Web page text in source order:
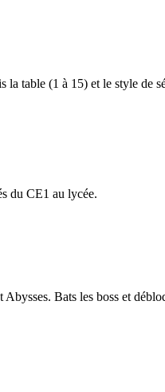
table (1 à 15) et le style de
du CE1 au lycée.
Bats les boss et